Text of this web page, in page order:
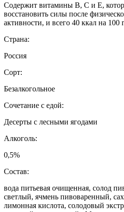
Содержит витамины В, С и Е,
восстановить силы после
активности, и всего 40 ккал на 100
Страна:
Россия
Сорт:
Безалкогольное
Сочетание с едой:
Десерты с лесными ягодами
Алкоголь:
0,5%
Состав:
вода питьевая очищенная, солод
светлый, ячмень пивоваренный,
лимонная кислота, солодовый